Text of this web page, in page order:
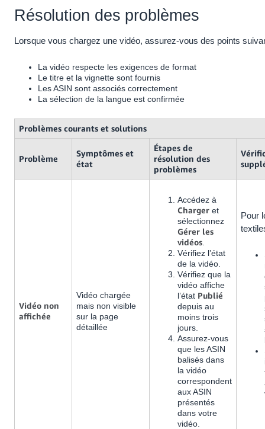
Résolution des problèmes
Lorsque vous chargez une vidéo, assurez-vous des points
La vidéo respecte les exigences de format
Le titre et la vignette sont fournis
Les ASIN sont associés correctement
La sélection de la langue est confirmée
Problèmes courants et solutions
Problème
Symptômes et
état
Étapes de
résolution des
problèmes
Vidéo non
affichée
Vidéo chargée
mais non visible
sur la page
détaillée
Accédez à
Chargeret
sélectionnez
Gérer les
vidéos.
Vérifiez l’état
de la vidéo.
Vérifiez que la
vidéo affiche
l’état Publié
depuis au
moins trois
jours.
Assurez-vous
que les ASIN
balisés dans
la vidéo
correspondent
aux ASIN
présentés
dans votre
vidéo.
Pour